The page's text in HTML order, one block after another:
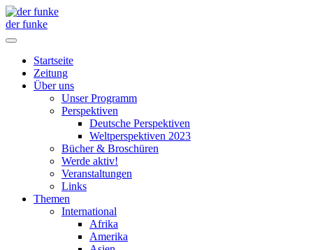
der funke
Startseite
Zeitung
Über uns
Unser Programm
Perspektiven
Deutsche Perspektiven
Weltperspektiven 2023
Bücher & Broschüren
Werde aktiv!
Veranstaltungen
Links
Themen
International
Afrika
Amerika